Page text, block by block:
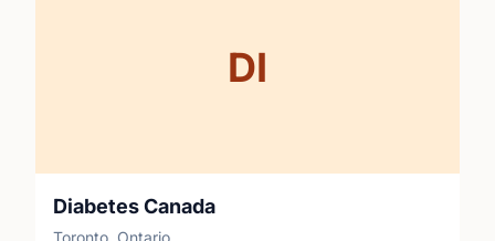
DI
Diabetes Canada
Toronto, Ontario